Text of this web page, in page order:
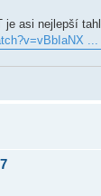
je asi nejlepší
...